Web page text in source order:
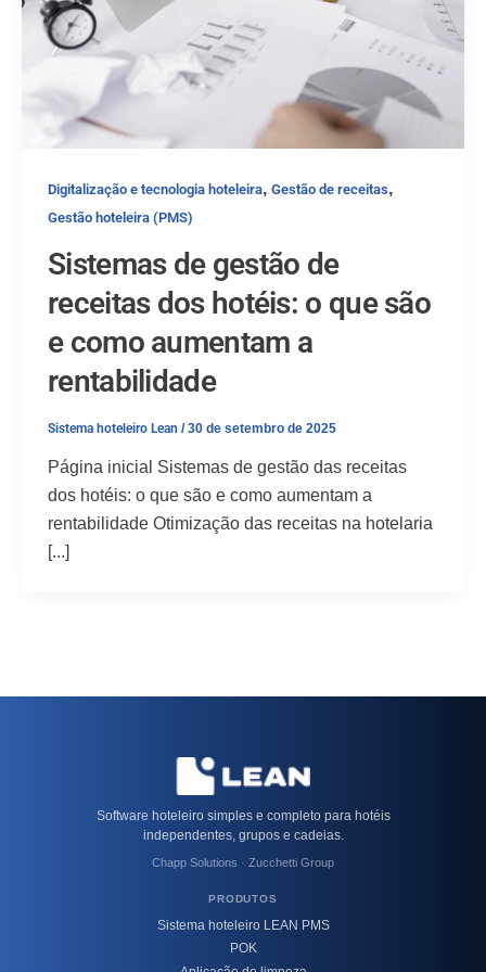
Digitalização e tecnologia hoteleira, Gestão de receitas,
Gestão hoteleira (PMS)
Sistemas de gestão de
receitas dos hotéis: o que são
e como aumentam a
rentabilidade
Sistema hoteleiro Lean /30 de setembro de 2025
Página inicial Sistemas de gestão das receitas
dos hotéis: o que são e como aumentam a
rentabilidade Otimização das receitas na hotelaria
[...]
Software hoteleiro simples e completo para hotéis
independentes, grupos e cadeias.
Chapp Solutions · Zucchetti Group
PRODUTOS
Sistema hoteleiro LEAN PMS
POK